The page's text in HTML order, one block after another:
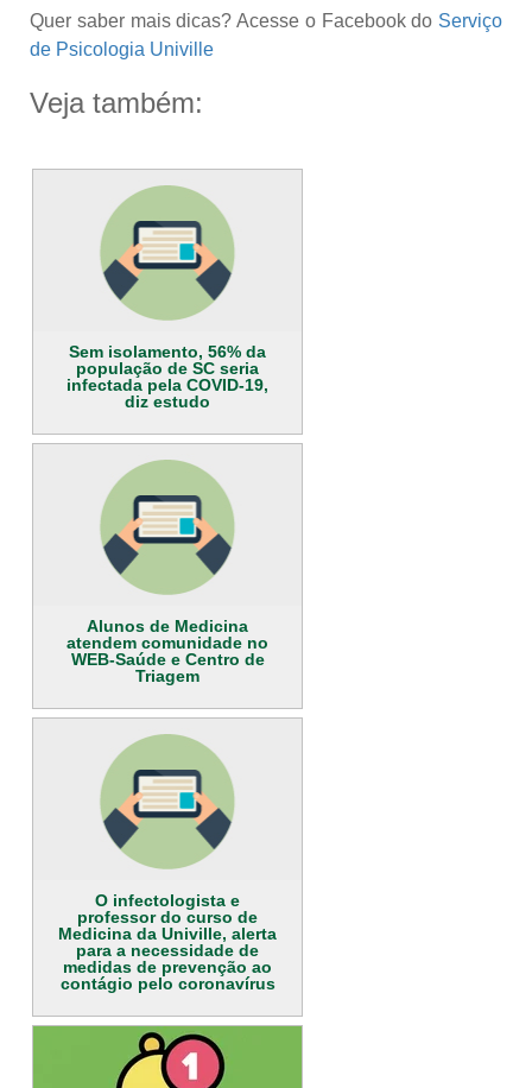
Quer saber mais dicas? Acesse o Facebook do Serviço
de Psicologia Univille
Veja também:
Sem isolamento, 56% da
população de SC seria
infectada pela COVID-19,
diz estudo
Alunos de Medicina
atendem comunidade no
WEB-Saúde e Centro de
Triagem
O infectologista e
professor do curso de
Medicina da Univille, alerta
para a necessidade de
medidas de prevenção ao
contágio pelo coronavírus